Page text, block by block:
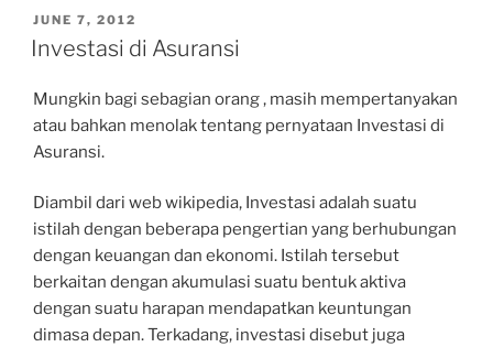
POSTED
ON
JUNE 7, 2012
Investasi di Asuransi
Mungkin bagi sebagian orang , masih mempertanyakan
atau bahkan menolak tentang pernyataan Investasi di
Asuransi.
Diambil dari web wikipedia, Investasi adalah suatu
istilah dengan beberapa pengertian yang berhubungan
dengan keuangan dan ekonomi. Istilah tersebut
berkaitan dengan akumulasi suatu bentuk aktiva
dengan suatu harapan mendapatkan keuntungan
dimasa depan. Terkadang, investasi disebut juga